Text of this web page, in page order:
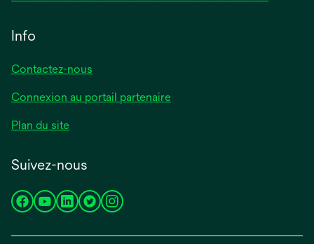
Info
Contactez-nous
Connexion au portail partenaire
Plan du site
Suivez-nous
s’ouvres’ouvres’ouvres’ouvres’ouvre